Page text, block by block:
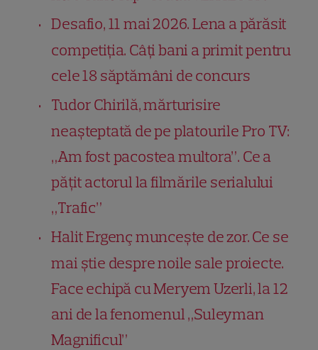
Desafio, 11 mai 2026. Lena a părăsit
competiția. Câți bani a primit pentru
cele 18 săptămâni de concurs
Tudor Chirilă, mărturisire
neașteptată de pe platourile Pro TV:
„Am fost pacostea multora”. Ce a
pățit actorul la filmările serialului
„Trafic”
Halit Ergenç muncește de zor. Ce se
mai știe despre noile sale proiecte.
Face echipă cu Meryem Uzerli, la 12
ani de la fenomenul „Suleyman
Magnificul”